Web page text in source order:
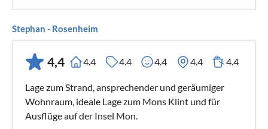
Stephan - Rosenheim
4,4 4.4 4.4 4.4 4.4 4.4
Lage zum Strand, ansprechender und geräumiger
Wohnraum, ideale Lage zum Mons Klint und für
Ausflüge auf der Insel Mon.